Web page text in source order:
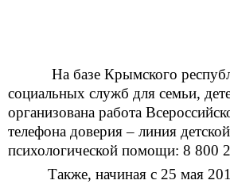
На базе Крымского
социальных служб для семьи,
организована работа
телефона доверия – линия
психологической помощи: 8 800
Также, начиная с 25 мая